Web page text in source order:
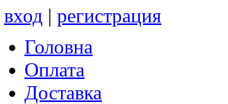
вход | регистрация
Головна
Оплата
Доставка